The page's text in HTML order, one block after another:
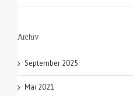
Archiv
September 2025
Mai 2021